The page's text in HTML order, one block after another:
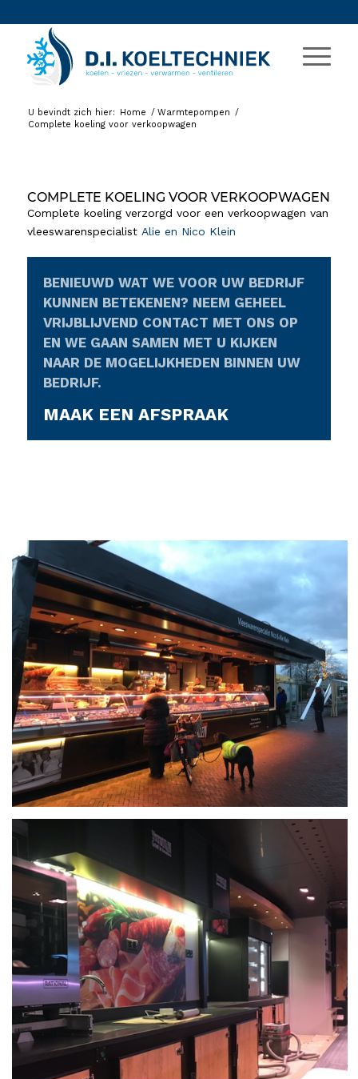
U bevindt zich hier: Home / Warmtepompen /
Complete koeling voor verkoopwagen
COMPLETE KOELING VOOR VERKOOPWAGEN
Complete koeling verzorgd voor een verkoopwagen van
vleeswarenspecialist Alie en Nico Klein
BENIEUWD WAT WE VOOR UW BEDRIJF
KUNNEN BETEKENEN? NEEM GEHEEL
VRIJBLIJVEND CONTACT MET ONS OP
EN WE GAAN SAMEN MET U KIJKEN
NAAR DE MOGELIJKHEDEN BINNEN UW
BEDRIJF.
MAAK EEN AFSPRAAK